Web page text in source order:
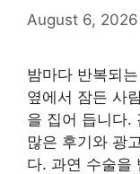
August 6, 2026
밤마다 반복되
옆에서 잠든 사
을 집어 듭니다.
많은 후기와 광
다. 과연 수술을